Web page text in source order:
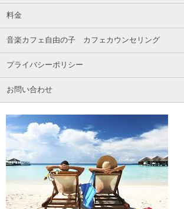
料金
音楽カフェ自由の子 カフェカウンセリング
プライバシーポリシー
お問い合わせ